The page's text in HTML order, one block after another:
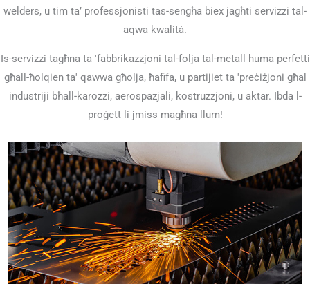
welders, u tim ta’ professjonisti tas-sengħa biex jagħti servizzi tal-
aqwa kwalità.
Is-servizzi tagħna ta 'fabbrikazzjoni tal-folja tal-metall huma perfetti
għall-ħolqien ta' qawwa għolja, ħafifa, u partijiet ta 'preċiżjoni għal
industriji bħall-karozzi, aerospazjali, kostruzzjoni, u aktar. Ibda l-
proġett li jmiss magħna llum!